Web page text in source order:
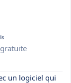
un logiciel qui